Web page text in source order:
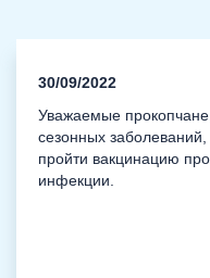
30/09/2022
Уважаемые
сезонных
пройти вакцинацию
инфекции.